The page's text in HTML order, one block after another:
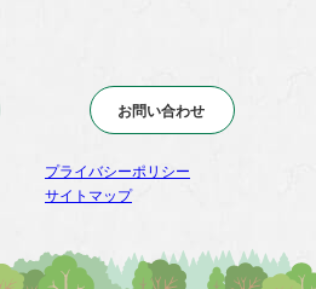
お問い合わせ
プライバシーポリシー
サイトマップ